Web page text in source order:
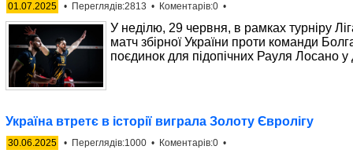
01.07.2025 • Переглядів:2813 • Коментарів:0 •
У неділю, 29 червня, в рамках турніру
матч збірної України проти команди
поєдинок для підопічних Рауля Лосано у
Україна втретє в історії виграла Золоту Євролігу
30.06.2025 • Переглядів:1000 • Коментарів:0 •